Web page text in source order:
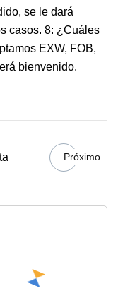
se le dará
casos. 8: ¿Cuáles
EXW, FOB,
bienvenido.
Próximo